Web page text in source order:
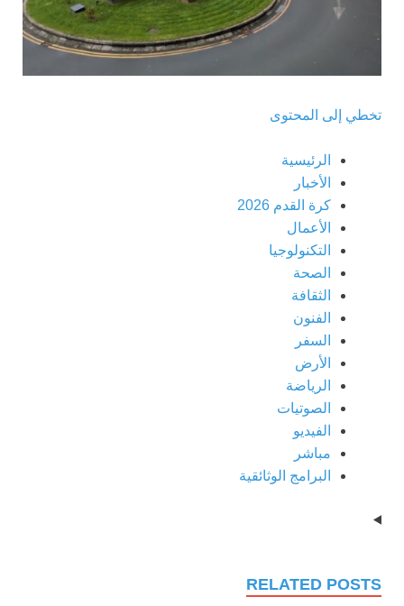
تخطي إلى المحتوى
الرئيسية
الأخبار
كرة القدم 2026
الأعمال
التكنولوجيا
الصحة
الثقافة
الفنون
السفر
الأرض
الرياضة
الصوتيات
الفيديو
مباشر
البرامج الوثائقية
RELATED POSTS